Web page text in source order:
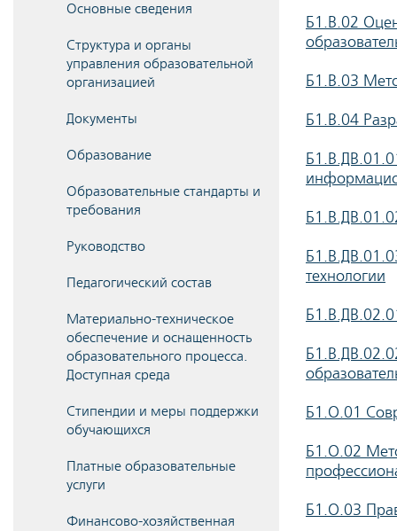
Основные сведения
Структура и органы
управления образовательной
организацией
Документы
Образование
Образовательные стандарты и
требования
Руководство
Педагогический состав
Материально-техническое
обеспечение и оснащенность
образовательного процесса.
Доступная среда
Стипендии и меры поддержки
обучающихся
Платные образовательные
услуги
Финансово-хозяйственная
Б1.В.02
Б1.В.03
Б1.В.04
технологии
Б1.О.01
Б1.О.02
Б1.О.03